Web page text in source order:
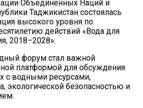
Объединённых Наций и
Таджикистан состоялась
высокого уровня по
действий «Вода для
2018–2028».
форум стал важной
платформой для обсуждения
с водными ресурсами,
экологической безопасностью и